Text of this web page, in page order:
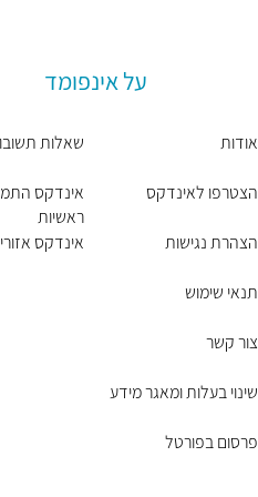
על אינפומד
אודות
הצטרפו לאינדקס
הצהרת נגישות
תנאי שימוש
צור קשר
שינוי בעלות ומאגר מידע
פרסום בפורטל
שאלות
אינדקס
ראשיות
אינדקס